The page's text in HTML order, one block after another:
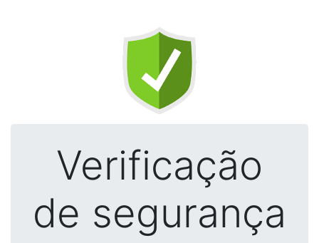
Verificação
de segurança